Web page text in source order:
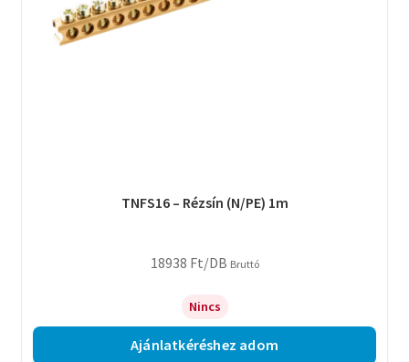
TNFS16 – Rézsín (N/PE) 1m
18938 Ft/DB Bruttó
Nincs
Ajánlatkéréshez adom